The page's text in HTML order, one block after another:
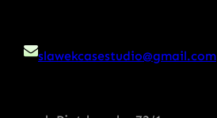
slawekcasestudio@gmail.com